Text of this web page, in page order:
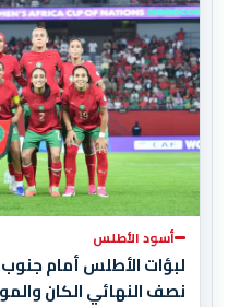
أسود الأطلس
لبؤات الأطلس أمام جنوب
نصف النهائي الكان